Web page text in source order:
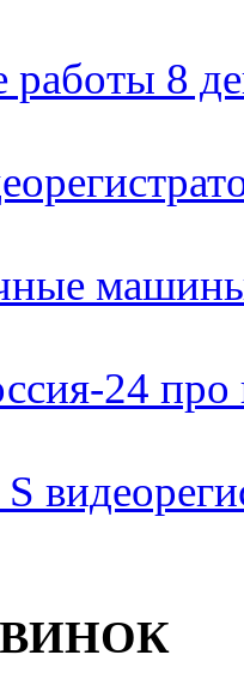
работы 8
машины
24 про